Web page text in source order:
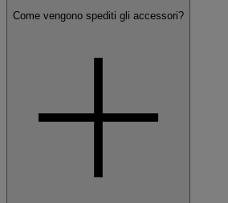
Come vengono spediti gli accessori?